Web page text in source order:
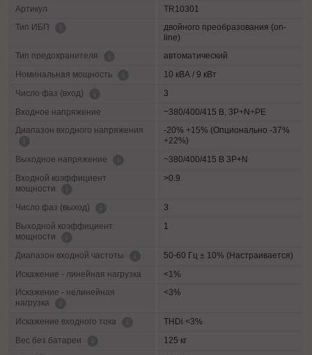
Артикул
TR10301
Тип ИБП
двойного преобразования (on-
line)
Тип предохранителя
автоматический
Номинальная мощность
10 кВА / 9 кВт
Число фаз (вход)
3
Входное напряжение
~380/400/415 В, 3P+N+PE
Диапазон входного напряжения
-20% +15% (Опционально -37%
+22%)
Выходное напряжение
~380/400/415 В 3P+N
Входной коэффициент
мощности
>0.9
Число фаз (выход)
3
Выходной коэффициент
мощности
1
Диапазон входной частоты
50-60 Гц ± 10% (Настраивается)
Искажение - линейная нагрузка
<1%
Искажение - нелинейная
нагрузка
<3%
Искажение входного тока
THDi <3%
Вес без батареи
125 кг